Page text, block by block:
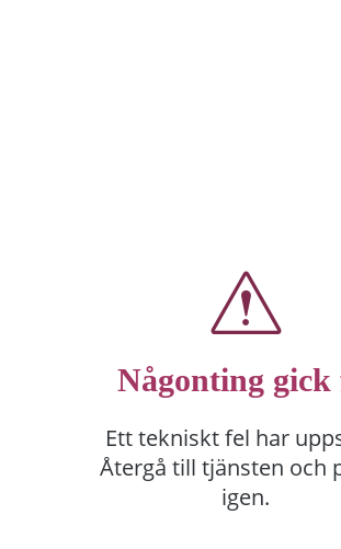
Någonting gick
Ett tekniskt fel har
Återgå till tjänsten och
igen.